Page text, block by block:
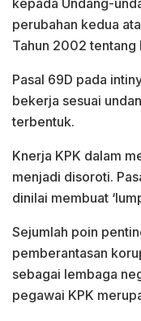
perubahan kedua
Tahun 2002 tentang
Pasal 69D pada
bekerja sesuai
terbentuk.
Knerja KPK dalam
menjadi disoroti.
dinilai membuat
Sejumlah poin
pemberantasan
sebagai lembaga
pegawai KPK